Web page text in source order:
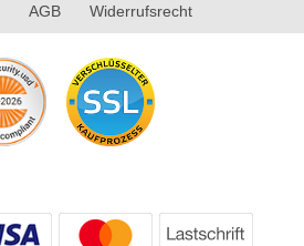
AGB Widerrufsrecht